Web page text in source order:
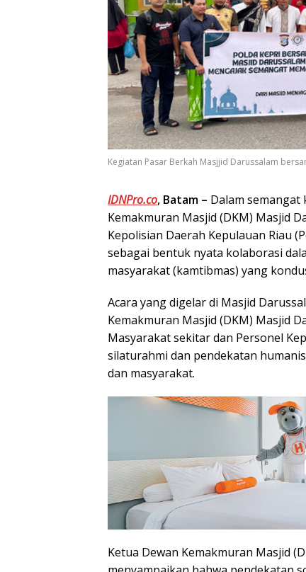
Kegiatan Pasar Berkah Masjjid Darussalam
IDNPro.co, Batam – Dalam semangat
Kemakmuran Masjid (DKM) Masjid
Kepolisian Daerah Kepulauan Riau
sebagai bentuk nyata kolaborasi
masyarakat (kamtibmas) yang
Acara yang digelar di Masjid
Kemakmuran Masjid (DKM) Masjid
Masyarakat sekitar dan Personel
silaturahmi dan pendekatan
dan masyarakat.
Ketua Dewan Kemakmuran Masjid